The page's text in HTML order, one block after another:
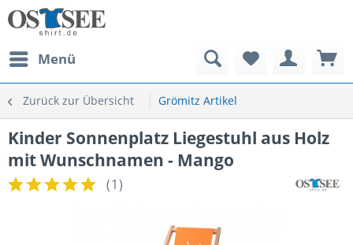
Menü
Zurück zur Übersicht Grömitz Artikel
Kinder Sonnenplatz Liegestuhl aus Holz
mit Wunschnamen - Mango
(1)